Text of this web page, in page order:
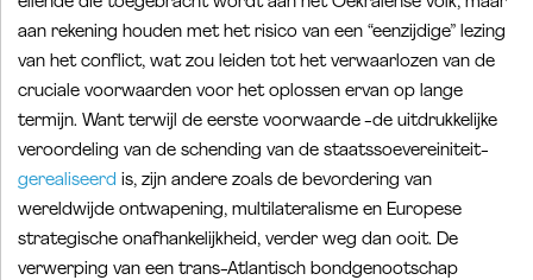
aan rekening houden met het risico van een “eenzijdige” lezing
van het conflict, wat zou leiden tot het verwaarlozen van de
cruciale voorwaarden voor het oplossen ervan op lange
termijn. Want terwijl de eerste voorwaarde -de uitdrukkelijke
veroordeling van de schending van de staatssoevereiniteit-
gerealiseerd is, zijn andere zoals de bevordering van
wereldwijde ontwapening, multilateralisme en Europese
strategische onafhankelijkheid, verder weg dan ooit. De
verwerping van een trans-Atlantisch bondgenootschap